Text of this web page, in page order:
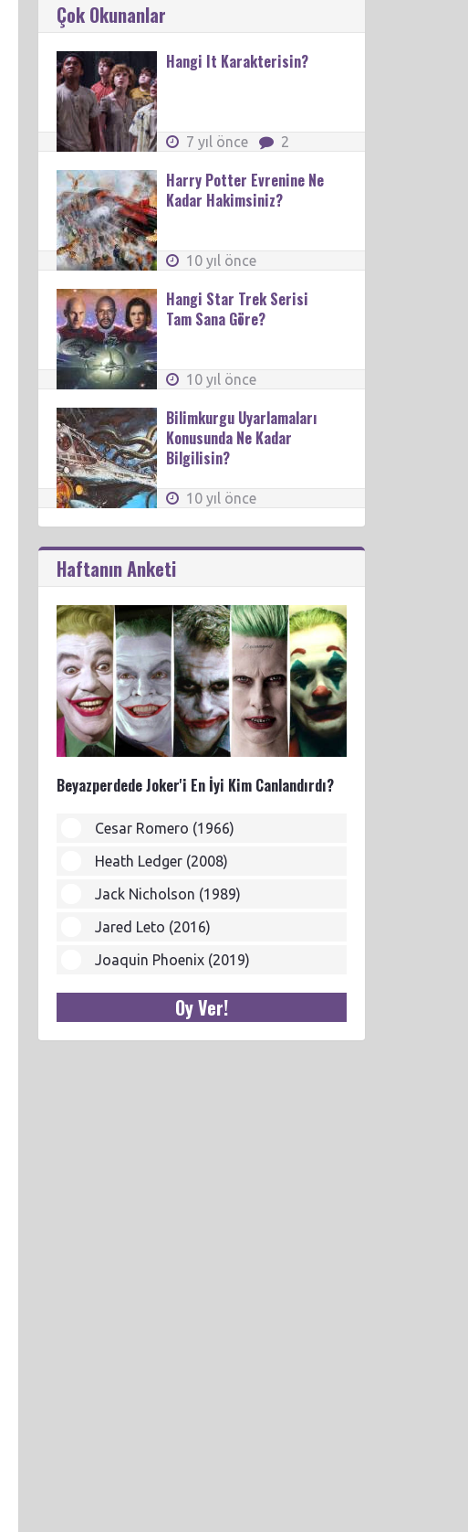
Çok Okunanlar
Hangi It Karakterisin?
7 yıl önce 2
Harry Potter Evrenine Ne
Kadar Hakimsiniz?
10 yıl önce
Hangi Star Trek Serisi
Tam Sana Göre?
10 yıl önce
Bilimkurgu Uyarlamaları
Konusunda Ne Kadar
Bilgilisin?
10 yıl önce
Haftanın Anketi
Beyazperdede Joker'i En İyi Kim Canlandırdı?
Cesar Romero (1966)
Heath Ledger (2008)
Jack Nicholson (1989)
Jared Leto (2016)
Joaquin Phoenix (2019)
Oy Ver!